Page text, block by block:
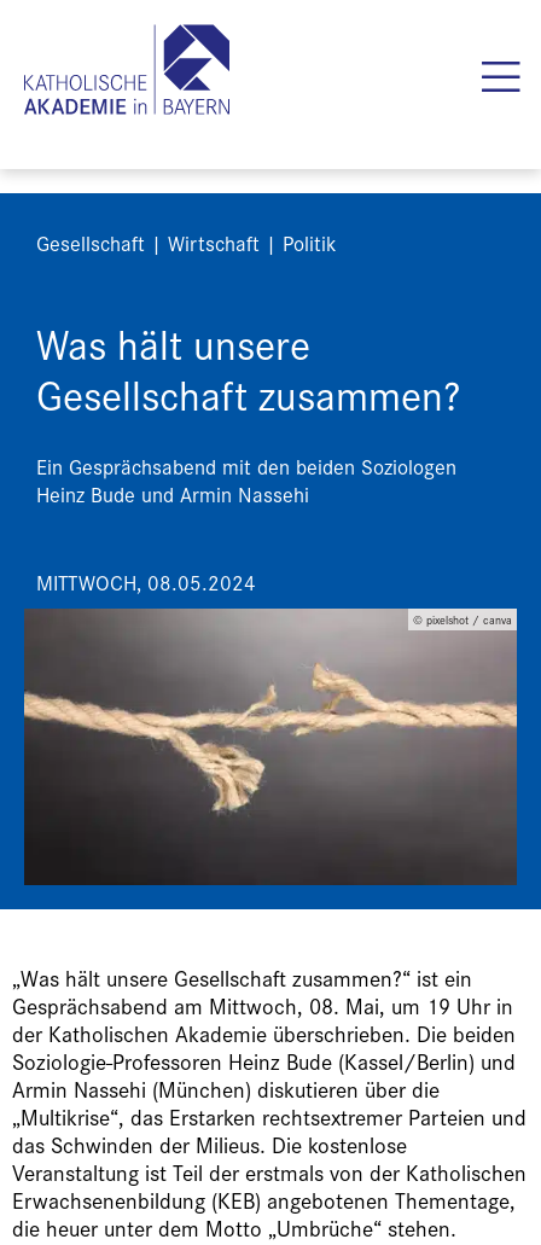
Gesellschaft | Wirtschaft | Politik
Was hält unsere
Gesellschaft zusammen?
Ein Gesprächsabend mit den beiden Soziologen
Heinz Bude und Armin Nassehi
MITTWOCH, 08.05.2024
© pixelshot / canva
„Was hält unsere Gesellschaft zusammen?“ ist ein
Gesprächsabend am Mittwoch, 08. Mai, um 19 Uhr in
der Katholischen Akademie überschrieben. Die beiden
Soziologie-Professoren Heinz Bude (Kassel/Berlin) und
Armin Nassehi (München) diskutieren über die
„Multikrise“, das Erstarken rechtsextremer Parteien und
das Schwinden der Milieus. Die kostenlose
Veranstaltung ist Teil der erstmals von der Katholischen
Erwachsenenbildung (KEB) angebotenen Thementage,
die heuer unter dem Motto „Umbrüche“ stehen.